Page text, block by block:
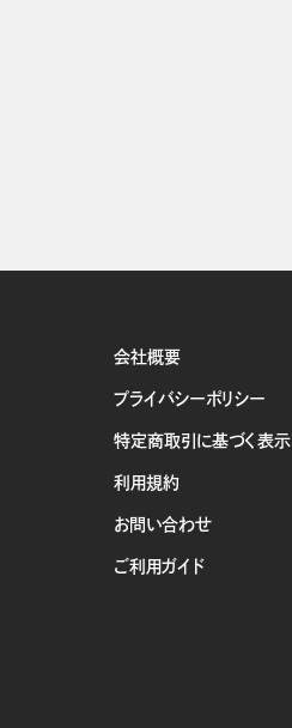
会社概要
プライバシーポリシー
特定商取引に基づく表示
利用規約
お問い合わせ
ご利用ガイド